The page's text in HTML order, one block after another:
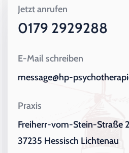
Jetzt anrufen
0179 2929288
E-Mail schreiben
message@hp-
Praxis
Freiherr-vom-Stein-Straße
37235 Hessisch Lichtenau